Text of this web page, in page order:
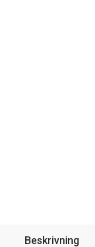
Beskrivning